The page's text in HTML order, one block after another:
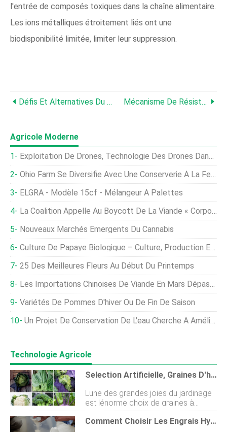
l'entrée de composés toxiques dans la chaîne alimentaire.
Les ions métalliques étroitement liés ont une
biodisponibilité limitée, limiter leur suppression.
Défis Et Alternatives Du Brûlage Des Chaumes Des Cultures Mécanisme De Résistance Aux Insecticides Et Mesures De Prévention
Agricole Moderne
Exploitation De Drones, Technologie Des Drones Dans L'agriculture
Ohio Farm Se Diversifie Avec Une Conserverie À La Ferme
ELGRA - Modèle 15cf - Mélangeur À Palettes
La Coalition Appelle Au Boycott De La Viande « Corporative » Pour Améliorer Les Conditions De Travail
Nouveaux Marchés Émergents Du Cannabis
Culture De Papaye Biologique – Culture, Production En Inde
25 Des Meilleures Fleurs Au Début Du Printemps
Les Importations Chinoises De Viande En Mars Dépassent Le Million De Tonnes
Variétés De Pommes D'hiver Ou De Fin De Saison
Un Projet De Conservation De L'eau Cherche À Améliorer L'efficacité De L'irrigation Au Nebraska
Technologie Agricole
Selection Artificielle, Graines D'héritage, Et L'incroyable Variété Qu'ils Apportent Au Jardinage
Lune des grandes joies du jardinage
est lénorme choix de graines à
semer. Que vous soyez amateur
dœillets ou de choux, il ny a pas
Comment Choisir Les Engrais Hydroponiques